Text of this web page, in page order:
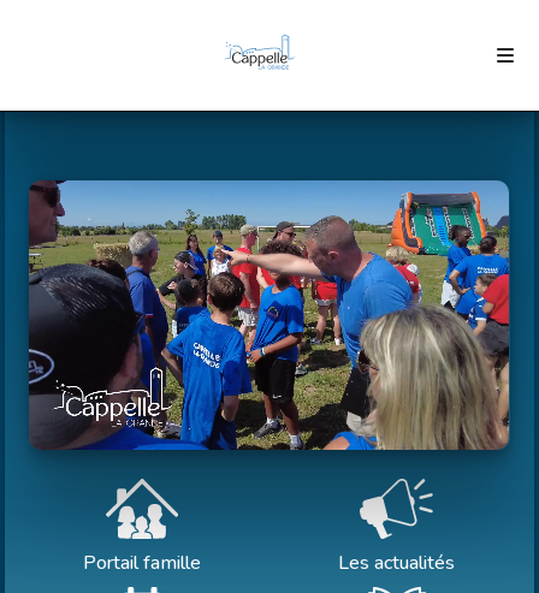
Portail famille Les actualités